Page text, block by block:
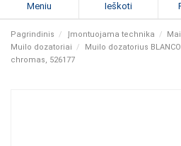
Meniu Ieškoti
Pagrindinis Įmontuojama technika
Muilo dozatoriai
Muilo dozatorius
chromas, 526177